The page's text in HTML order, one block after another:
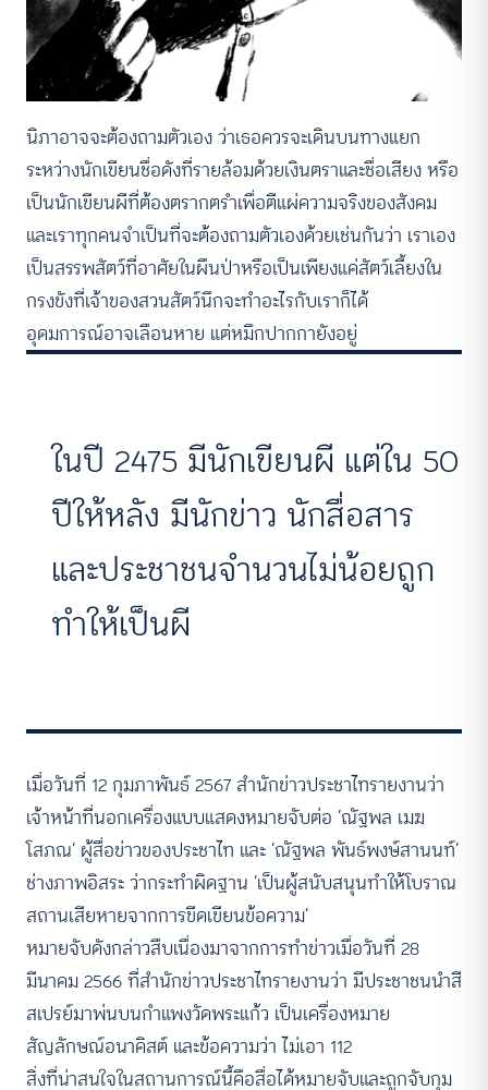
นิภาอาจจะต้องถามตัวเอง ว่าเธอควรจะเดินบนทางแยก
ระหว่างนักเขียนชื่อดังที่รายล้อมด้วยเงินตราและชื่อเสียง หรือ
เป็นนักเขียนผีที่ต้องตรากตรำเพื่อตีแผ่ความจริงของสังคม
และเราทุกคนจำเป็นที่จะต้องถามตัวเองด้วยเช่นกันว่า เราเอง
เป็นสรรพสัตว์ที่อาศัยในผืนป่าหรือเป็นเพียงแค่สัตว์เลี้ยงใน
กรงขังที่เจ้าของสวนสัตว์นึกจะทำอะไรกับเราก็ได้
อุดมการณ์อาจเลือนหาย แต่หมึกปากกายังอยู่
ในปี 2475 มีนักเขียนผี แต่ใน 50
ปีให้หลัง มีนักข่าว นักสื่อสาร
และประชาชนจำนวนไม่น้อยถูก
ทำให้เป็นผี
เมื่อวันที่ 12 กุมภาพันธ์ 2567 สำนักข่าวประชาไทรายงานว่า
เจ้าหน้าที่นอกเครื่องแบบแสดงหมายจับต่อ ‘ณัฐพล เมฆ
โสภณ’ ผู้สื่อข่าวของประชาไท และ ’ณัฐพล พันธ์พงษ์สานนท์’
ช่างภาพอิสระ ว่ากระทำผิดฐาน ‘เป็นผู้สนับสนุนทำให้โบราณ
สถานเสียหายจากการขีดเขียนข้อความ’
หมายจับดังกล่าวสืบเนื่องมาจากการทำข่าวเมื่อวันที่ 28
มีนาคม 2566 ที่สำนักข่าวประชาไทรายงานว่า มีประชาชนนำสี
สเปรย์มาพ่นบนกำแพงวัดพระแก้ว เป็นเครื่องหมาย
สัญลักษณ์อนาคิสต์ และข้อความว่า ไม่เอา 112
สิ่งที่น่าสนใจในสถานการณ์นี้คือสื่อได้หมายจับและถูกจับกุม